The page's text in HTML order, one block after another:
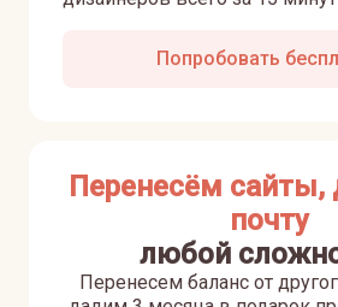
Попробовать
Перенесём
почту
любой
Перенесем баланс от